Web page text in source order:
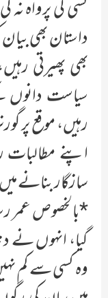
کسی کی پرواہ
داستان بھی بیان
بھی پھیرتی
سیاست دانوں
رہیں، موقع پر
اپنے مطالبات
سازگار بنانے
*بالخصوص عمر
گیا، انہوں نے
وہ کسی سے کم